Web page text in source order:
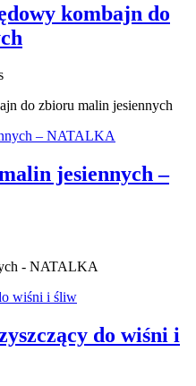
kombajn do
do zbioru malin jesiennych
jesiennych –
- NATALKA
do wiśni i